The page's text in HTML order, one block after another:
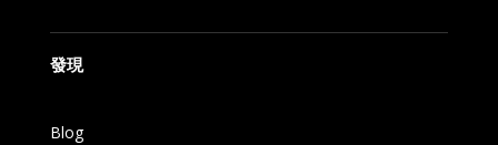
發現
Blog